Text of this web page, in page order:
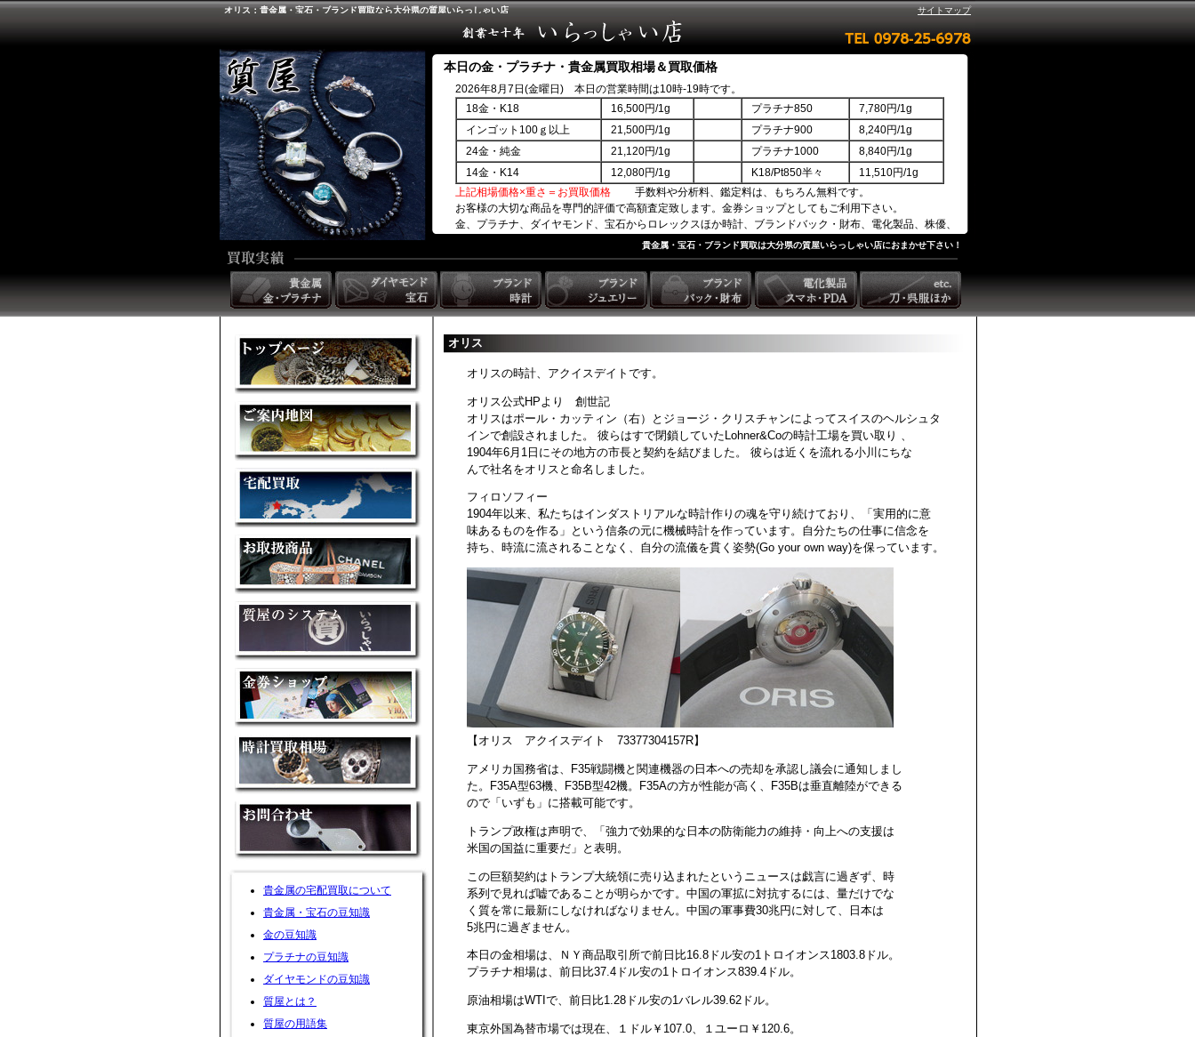
オリス：貴金属・宝石・ブランド買取なら大分県の質屋いらっしゃい店 サイトマップ
本日の金・プラチナ・貴金属買取相場＆買取価格
2026年8月7日(金曜日) 本日の営業時間は10時-19時です。
18金・K18
16,500円/1g プラチナ850
7,780円/1g
インゴット100ｇ以上
21,500円/1g プラチナ900
8,240円/1g
24金・純金
21,120円/1g プラチナ1000
8,840円/1g
14金・K14
12,080円/1g K18/Pt850半々
11,510円/1g
上記相場価格×重さ＝お買取価格 手数料や分析料、鑑定料は、もちろん無料です。
お客様の大切な商品を専門的評価で高額査定致します。金券ショップとしてもご利用下さい。
金、プラチナ、ダイヤモンド、宝石からロレックスほか時計、ブランドバック・財布、電化製品、株優、
貴金属・宝石・ブランド買取は大分県の質屋いらっしゃい店におまかせ下さい！
貴金属の宅配買取について
貴金属・宝石の豆知識
金の豆知識
プラチナの豆知識
ダイヤモンドの豆知識
質屋とは？
質屋の用語集
オリス
オリスの時計、アクイスデイトです。
オリス公式HPより 創世記
オリスはポール・カッティン（右）とジョージ・クリスチャンによってスイスのヘルシュタ
インで創設されました。 彼らはすで閉鎖していたLohner&Coの時計工場を買い取り 、
1904年6月1日にその地方の市長と契約を結びました。 彼らは近くを流れる小川にちな
んで社名をオリスと命名しました。
フィロソフィー
1904年以来、私たちはインダストリアルな時計作りの魂を守り続けており、「実用的に意
味あるものを作る」という信条の元に機械時計を作っています。自分たちの仕事に信念を
持ち、時流に流されることなく、自分の流儀を貫く姿勢(Go your own way)を保っています。
【オリス アクイスデイト 73377304157R】
アメリカ国務省は、F35戦闘機と関連機器の日本への売却を承認し議会に通知しまし
た。F35A型63機、F35B型42機。F35Aの方が性能が高く、F35Bは垂直離陸ができる
ので「いずも」に搭載可能です。
トランプ政権は声明で、「強力で効果的な日本の防衛能力の維持・向上への支援は
米国の国益に重要だ」と表明。
この巨額契約はトランプ大統領に売り込まれたというニュースは戯言に過ぎず、時
系列で見れば嘘であることが明らかです。中国の軍拡に対抗するには、量だけでな
く質を常に最新にしなければなりません。中国の軍事費30兆円に対して、日本は
5兆円に過ぎません。
本日の金相場は、ＮＹ商品取引所で前日比16.8ドル安の1トロイオンス1803.8ドル。
プラチナ相場は、前日比37.4ドル安の1トロイオンス839.4ドル。
原油相場はWTIで、前日比1.28ドル安の1バレル39.62ドル。
東京外国為替市場では現在、１ドル￥107.0、１ユーロ￥120.6。